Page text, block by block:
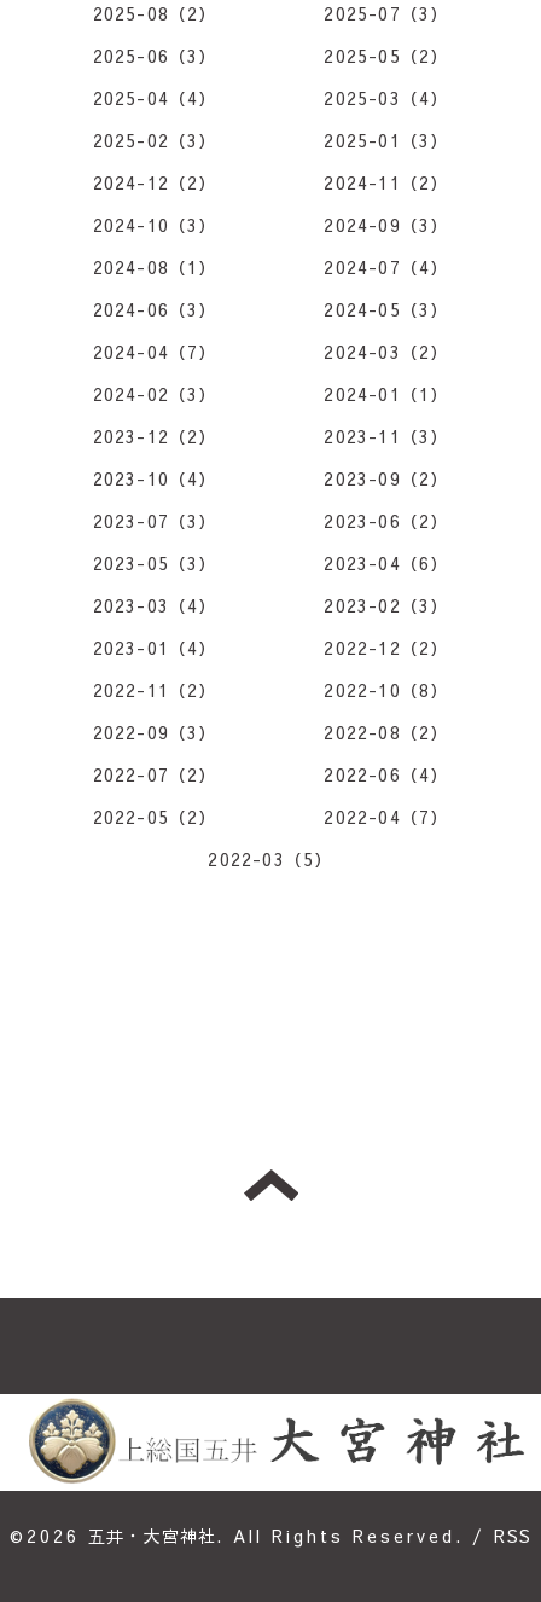
2025-08（2）
2025-07（3）
2025-06（3）
2025-05（2）
2025-04（4）
2025-03（4）
2025-02（3）
2025-01（3）
2024-12（2）
2024-11（2）
2024-10（3）
2024-09（3）
2024-08（1）
2024-07（4）
2024-06（3）
2024-05（3）
2024-04（7）
2024-03（2）
2024-02（3）
2024-01（1）
2023-12（2）
2023-11（3）
2023-10（4）
2023-09（2）
2023-07（3）
2023-06（2）
2023-05（3）
2023-04（6）
2023-03（4）
2023-02（3）
2023-01（4）
2022-12（2）
2022-11（2）
2022-10（8）
2022-09（3）
2022-08（2）
2022-07（2）
2022-06（4）
2022-05（2）
2022-04（7）
2022-03（5）
©2026 五井・大宮神社. All Rights Reserved. /RSS